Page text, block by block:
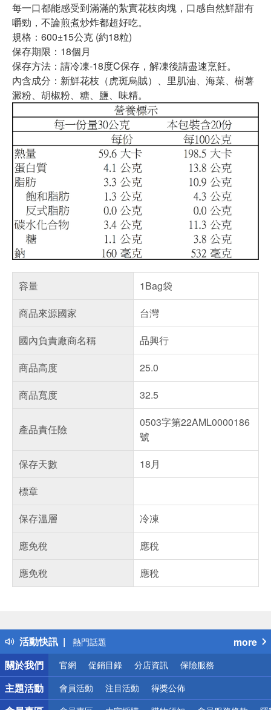
每一口都能感受到滿滿的紮實花枝肉塊，口感自然鮮甜有
嚼勁，不論煎煮炒炸都超好吃。
規格：600±15公克 (約18粒)
保存期限：18個月
保存方法：請冷凍-18度C保存，解凍後請盡速烹飪。
內含成分：新鮮花枝（虎斑烏賊）、里肌油、海菜、樹薯
澱粉、胡椒粉、糖、鹽、味精。
容量
1Bag袋
商品來源國家
台灣
國內負責廠商名稱
品興行
商品高度
25.0
商品寬度
32.5
產品責任險
0503字第22AML0000186
號
保存天數
18月
標章
保存溫層
冷凍
應免稅
應稅
應免稅
應稅
活動快訊
得獎公告
熱門話題
銀行優惠
偏遠地區配送
詐騙網頁！請小心！
more
關於我們
官網 促銷目錄 分店資訊 保險服務
主題活動 會員活動 注目活動 得獎公佈